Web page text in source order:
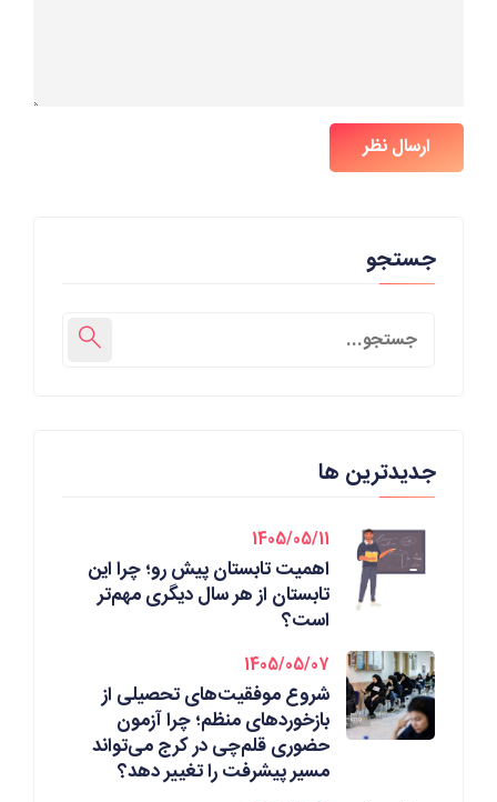
ارسال نظر
جستجو
جدیدترین ها
1405/05/11
اهمیت تابستان پیش رو؛ چرا این
تابستان از هر سال دیگری مهم‌تر
است؟
1405/05/07
شروع موفقیت‌های تحصیلی از
بازخوردهای منظم؛ چرا آزمون
حضوری قلم‌چی در کرج می‌تواند
مسیر پیشرفت را تغییر دهد؟